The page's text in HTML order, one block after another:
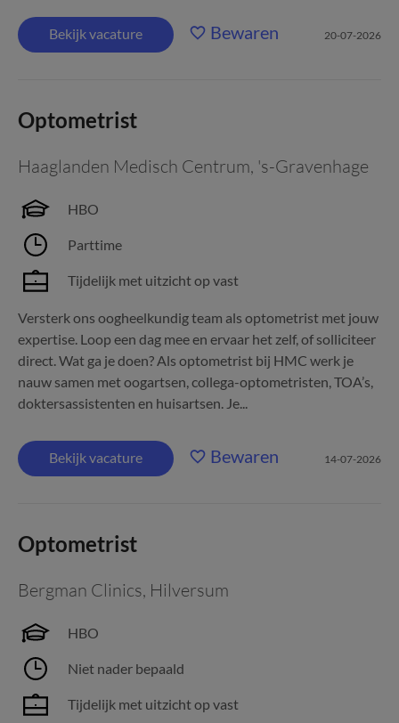
Bekijk vacature Bewaren 20-07-2026
Optometrist
Haaglanden Medisch Centrum, 's-Gravenhage
HBO
Parttime
Tijdelijk met uitzicht op vast
Versterk ons oogheelkundig team als optometrist met jouw
expertise. Loop een dag mee en ervaar het zelf, of solliciteer
direct. Wat ga je doen? Als optometrist bij HMC werk je
nauw samen met oogartsen, collega-optometristen, TOA’s,
doktersassistenten en huisartsen. Je...
Bekijk vacature Bewaren 14-07-2026
Optometrist
Bergman Clinics, Hilversum
HBO
Niet nader bepaald
Tijdelijk met uitzicht op vast